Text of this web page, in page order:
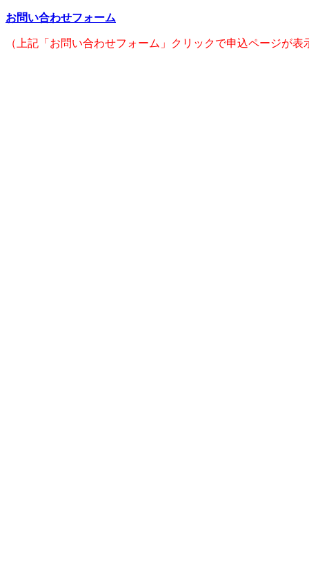
お問い合わせフォーム
（上記「お問い合わせフォーム」クリックで申込ページが表